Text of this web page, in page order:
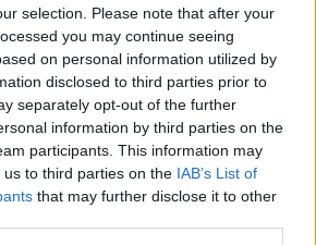
selection. Please note that after your
you may continue seeing
on personal information utilized by
disclosed to third parties prior to
separately opt-out of the further
information by third parties on the
participants. This information may
to third parties on the IAB’s List of
that may further disclose it to other
στον Καπουτζίδη
ο Μίλτος Τεντόγλου
Gazzetta
της χρονιάς